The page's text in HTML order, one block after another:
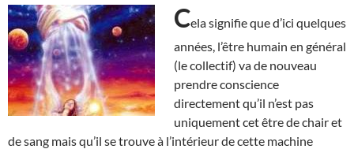
Cela signifie que d’ici quelques
années, l’être humain en général
(le collectif) va de nouveau
prendre conscience
directement qu’il n’est pas
uniquement cet être de chair et
de sang mais qu’il se trouve à l’intérieur de cette machine